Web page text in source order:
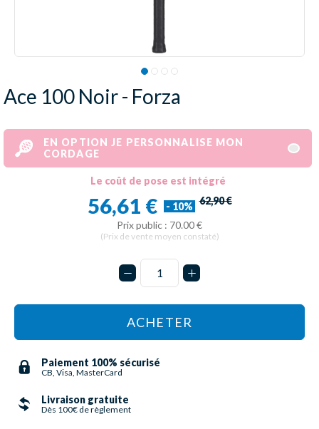
Ace 100 Noir - Forza
EN OPTION JE PERSONNALISE MON
CORDAGE
Le coût de pose est intégré
56,61 € - 10% 62,90 €
Prix public : 70.00 €
(Prix de vente moyen constaté)
ACHETER
Paiement 100% sécurisé
CB, Visa, MasterCard
Livraison gratuite
Dès 100€ de règlement